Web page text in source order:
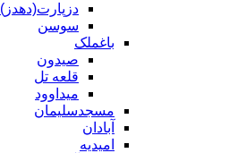
دزپارت(دهدز)
سوسن
باغملک
صیدون
قلعه تل
میداوود
مسجدسلیمان
آبادان
امیدیه